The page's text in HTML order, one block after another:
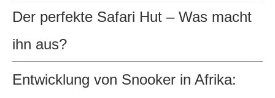
Der perfekte Safari Hut – Was macht
ihn aus?
Entwicklung von Snooker in Afrika: